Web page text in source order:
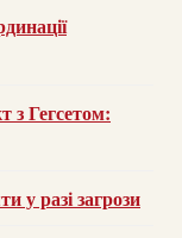
з Гегсетом:
у разі загрози